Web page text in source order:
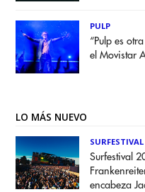
PULP
“Pulp es
el Movistar
LO MÁS NUEVO
SURFESTIVAL
Surfestival
encabeza